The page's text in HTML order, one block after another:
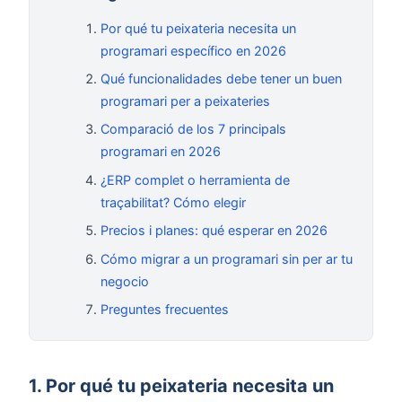
Por qué tu peixateria necesita un
programari específico en 2026
Qué funcionalidades debe tener un buen
programari per a peixateries
Comparació de los 7 principals
programari en 2026
¿ERP complet o herramienta de
traçabilitat? Cómo elegir
Precios i planes: qué esperar en 2026
Cómo migrar a un programari sin per ar tu
negocio
Preguntes frecuentes
1. Por qué tu peixateria necesita un